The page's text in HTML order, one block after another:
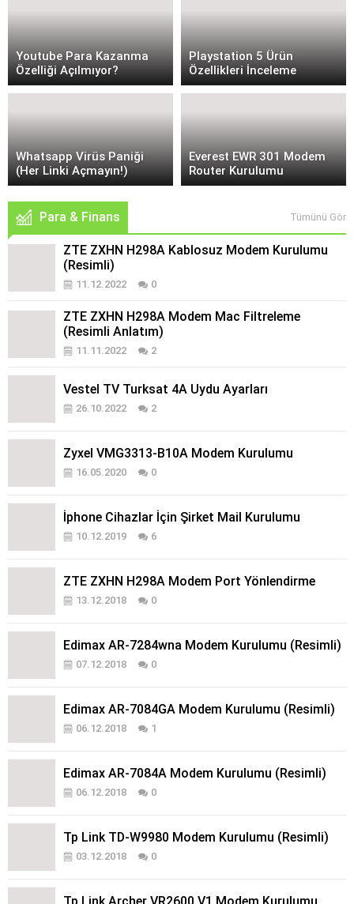
Youtube Para Kazanma
Özelliği Açılmıyor?
Playstation 5 Ürün
Özellikleri İnceleme
Whatsapp Virüs Paniği
(Her Linki Açmayın!)
Everest EWR 301 Modem
Router Kurulumu
Para & Finans Tümünü Gör
ZTE ZXHN H298A Kablosuz Modem Kurulumu
(Resimli)
11.12.2022 0
ZTE ZXHN H298A Modem Mac Filtreleme
(Resimli Anlatım)
11.11.2022 2
Vestel TV Turksat 4A Uydu Ayarları
26.10.2022 2
Zyxel VMG3313-B10A Modem Kurulumu
16.05.2020 0
İphone Cihazlar İçin Şirket Mail Kurulumu
10.12.2019 6
ZTE ZXHN H298A Modem Port Yönlendirme
13.12.2018 0
Edimax AR-7284wna Modem Kurulumu (Resimli)
07.12.2018 0
Edimax AR-7084GA Modem Kurulumu (Resimli)
06.12.2018 1
Edimax AR-7084A Modem Kurulumu (Resimli)
06.12.2018 0
Tp Link TD-W9980 Modem Kurulumu (Resimli)
03.12.2018 0